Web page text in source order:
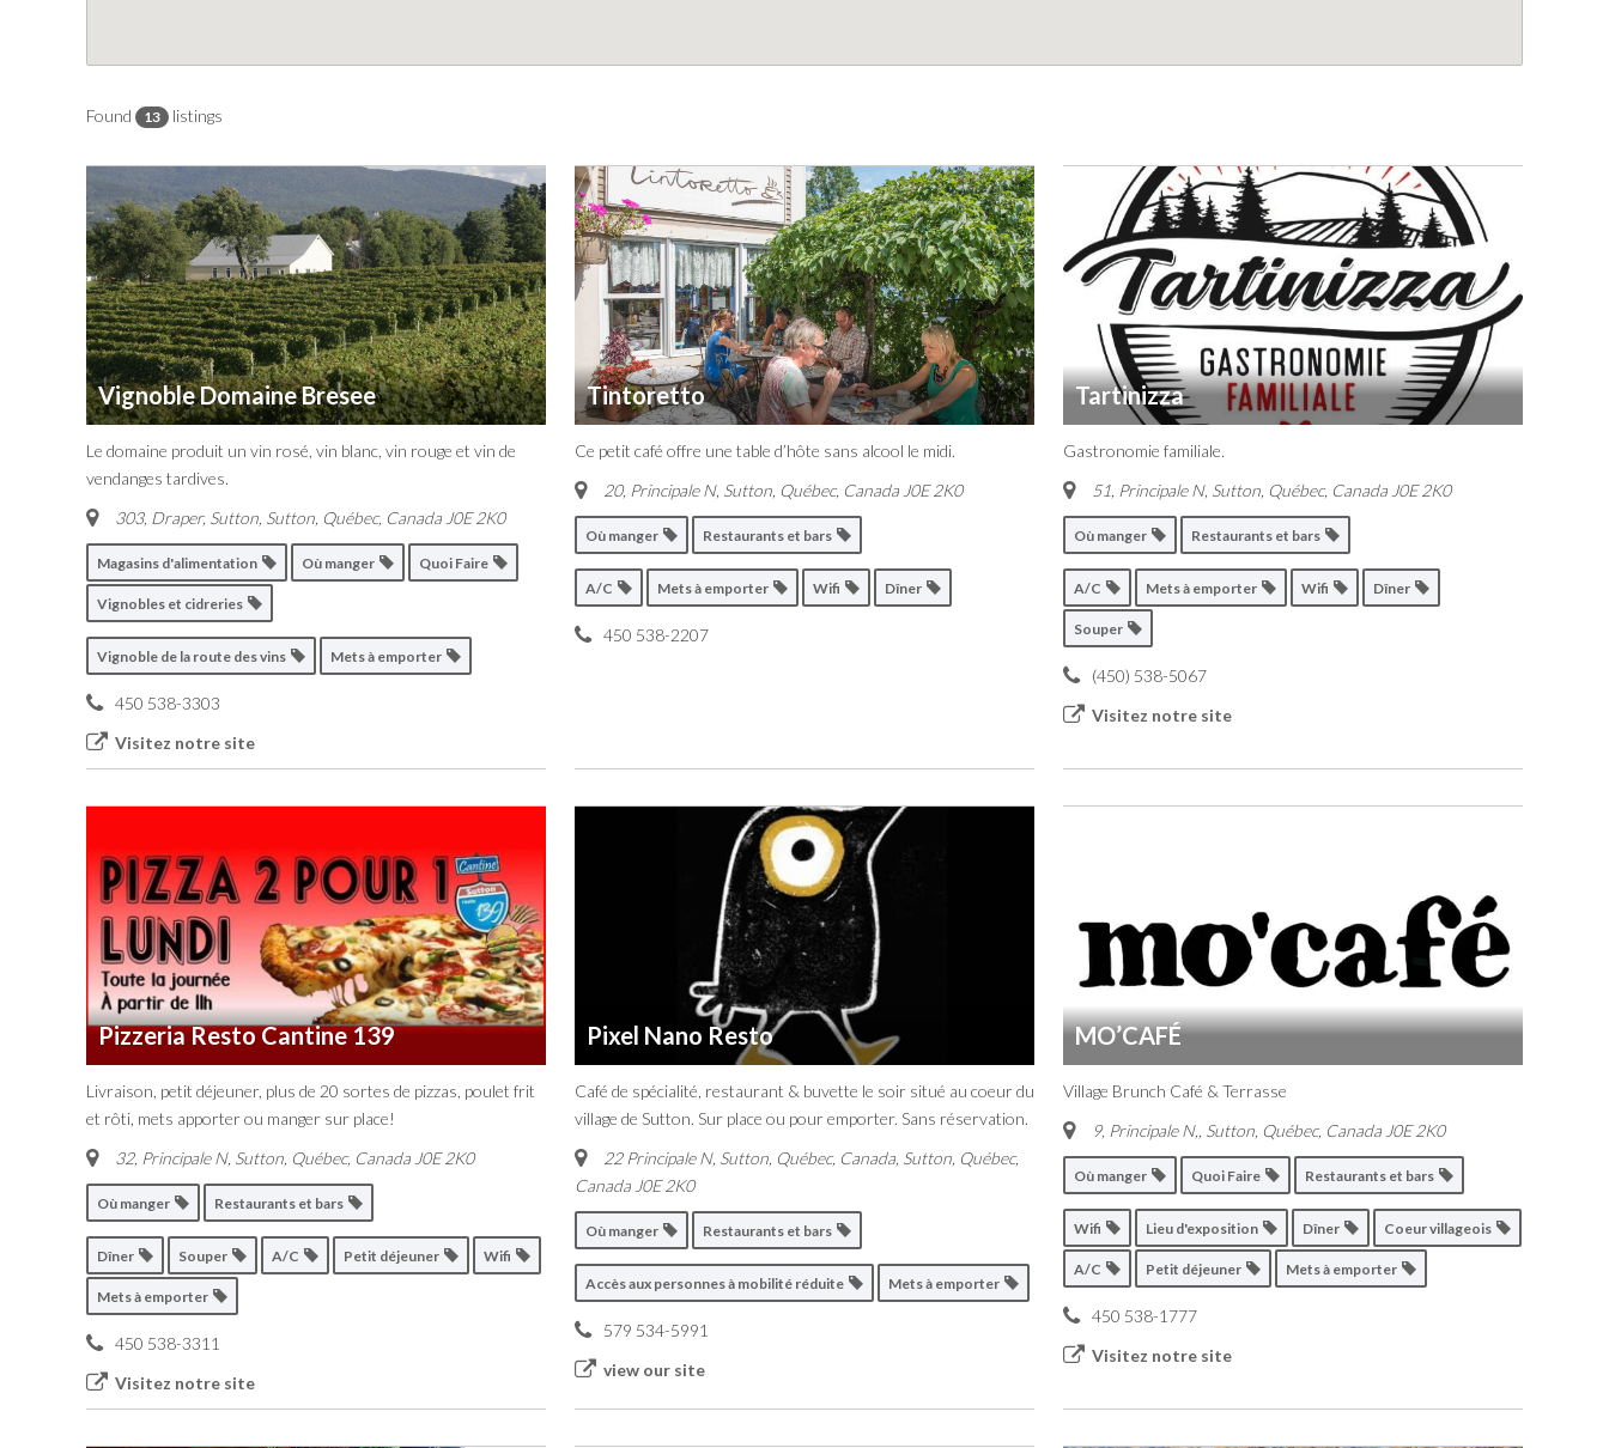
Found 13 listings
Vignoble Domaine Bresee
Le domaine produit un vin rosé, vin blanc, vin rouge et vin de
vendanges tardives.
303, Draper, Sutton Sutton, Québec, Canada J0E 2K0
Magasins d'alimentation Où manger Quoi Faire
Vignobles et cidreries
Vignoble de la route des vins Mets à emporter
450 538-3303
Visitez notre site
Tintoretto
Ce petit café offre une table d’hôte sans alcool le midi.
20, Principale N, Sutton Québec, Canada J0E 2K0
Où manger Restaurants et bars
A/C Mets à emporter Wifi Dîner
450 538-2207
Tartinizza
Gastronomie familiale.
51, Principale N, Sutton Québec, Canada J0E 2K0
Où manger Restaurants et bars
A/C Mets à emporter Wifi Dîner
Souper
(450) 538-5067
Visitez notre site
Pizzeria Resto Cantine 139
Livraison, petit déjeuner, plus de 20 sortes de pizzas, poulet frit
et rôti, mets apporter ou manger sur place!
32, Principale N, Sutton Québec, Canada J0E 2K0
Où manger Restaurants et bars
Dîner Souper A/C Petit déjeuner Wifi
Mets à emporter
450 538-3311
Visitez notre site
Pixel Nano Resto
Café de spécialité, restaurant & buvette le soir situé au coeur du
village de Sutton. Sur place ou pour emporter. Sans réservation.
22 Principale N, Sutton, Québec, Canada Sutton, Québec,
Canada J0E 2K0
Où manger Restaurants et bars
Accès aux personnes à mobilité réduite Mets à emporter
579 534-5991
view our site
MO’CAFÉ
Village Brunch Café & Terrasse
9, Principale N, Sutton, Québec, Canada J0E 2K0
Où manger Quoi Faire Restaurants et bars
Wifi Lieu d'exposition Dîner Coeur villageois
A/C Petit déjeuner Mets à emporter
450 538-1777
Visitez notre site